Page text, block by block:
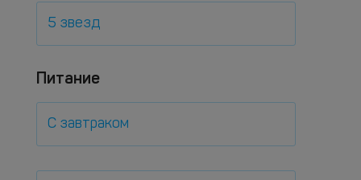
5 звезд
Питание
С завтраком